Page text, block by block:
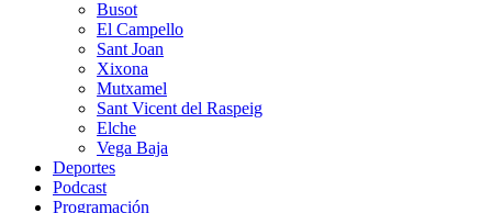
Busot
El Campello
Sant Joan
Xixona
Mutxamel
Sant Vicent del Raspeig
Elche
Vega Baja
Deportes
Podcast
Programación